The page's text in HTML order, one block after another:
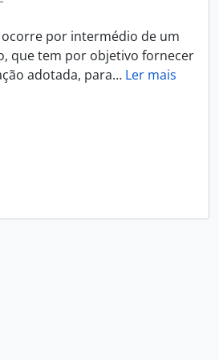
por intermédio de um
que tem por objetivo fornecer
adotada, para… Ler mais